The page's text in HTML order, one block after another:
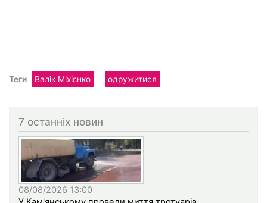
Теги Валік Міхієнко одружитися
7 останніх новин
08/08/2026 13:00